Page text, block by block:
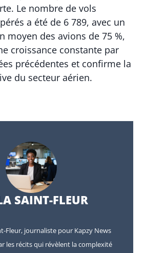
Le nombre de vols
a été de 6 789, avec un
moyen des avions de 75 %,
croissance constante par
précédentes et confirme la
du secteur aérien.
SAINT-FLEUR
Fleur, journaliste pour Kapzy News
les récits qui révèlent la complexité